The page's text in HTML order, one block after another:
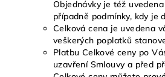
Objednávky je též
případně podmínky, kdy je
Celková cena je uvedena
veškerých poplatků
Platbu Celkové ceny po
uzavření Smlouvy a před